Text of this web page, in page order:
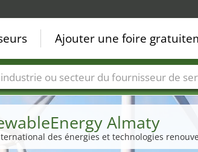
Almaty
des énergies et technologies
Ajouter une foire
de foire Secteurs du fournisseur de